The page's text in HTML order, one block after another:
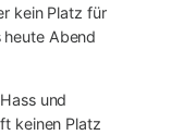
kein Platz für
heute Abend
und
keinen Platz